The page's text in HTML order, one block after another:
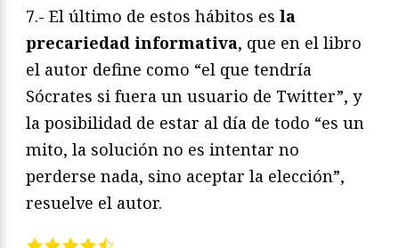
7.- El último de estos hábitos es la
precariedad informativa, que en el libro
el autor define como “el que tendría
Sócrates si fuera un usuario de Twitter”, y
la posibilidad de estar al día de todo “es un
mito, la solución no es intentar no
perderse nada, sino aceptar la elección”,
resuelve el autor.